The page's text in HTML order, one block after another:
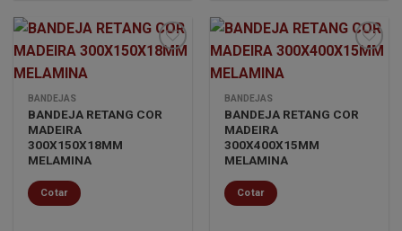
lista de
BANDEJAS
BANDEJA RETANG COR
MADEIRA
300X150X18MM
MELAMINA
Cotar
lista de
BANDEJAS
BANDEJA RETANG COR
MADEIRA
300X400X15MM
MELAMINA
Cotar